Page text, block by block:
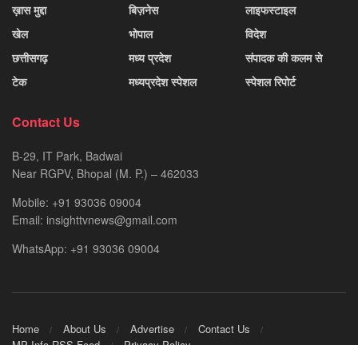
ख़ास मुद्दा
खेल
छत्तीसगढ़
टेक
बिज़नेस
भोपाल
मध्य प्रदेश
मध्यप्रदेश स्पेशल
लाइफस्टाइल
विदेश
संपादक की कलम से
स्पेशल रिपोर्ट
Contact Us
B-29, IT Park, Badwai
Near RGPV, Bhopal (M. P.) – 462033
Mobile: +91 93036 09004
Email: insighttvnews@gmail.com
WhatsApp: +91 93036 09004
Home About Us Advertise
Contact Us